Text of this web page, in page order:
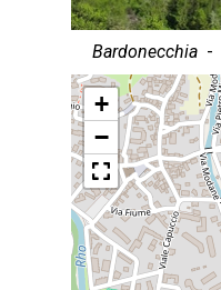
Bardonecchia -
+
−